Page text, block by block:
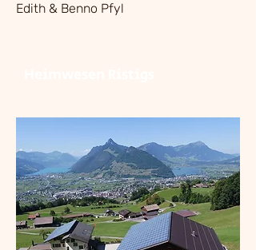
Edith & Benno Pfyl